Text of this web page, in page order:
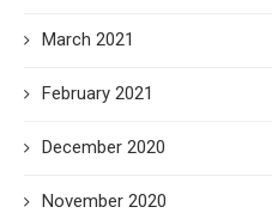
March 2021
February 2021
December 2020
November 2020